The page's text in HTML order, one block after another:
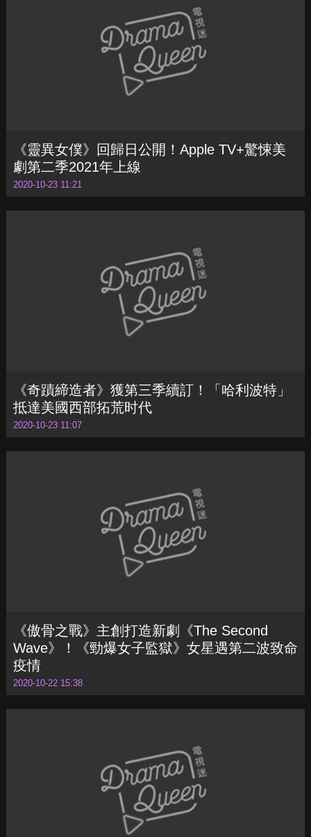
《靈異女僕》回歸日公開！Apple TV+驚悚美
劇第二季2021年上線
2020-10-23 11:21
《奇蹟締造者》獲第三季續訂！「哈利波特」
抵達美國西部拓荒时代
2020-10-23 11:07
《傲骨之戰》主創打造新劇《The Second
Wave》！《勁爆女子監獄》女星遇第二波致命
疫情
2020-10-22 15:38